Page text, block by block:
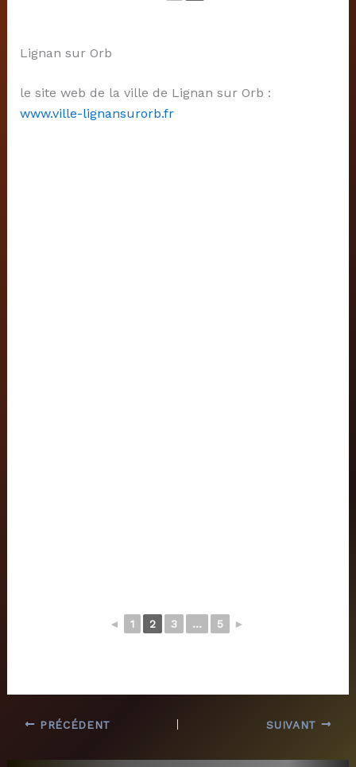
Lignan sur Orb
le site web de la ville de Lignan sur Orb :
www.ville-lignansurorb.fr
◄ 1 2 3 ... 5 ►
PRÉCÉDENT SUIVANT